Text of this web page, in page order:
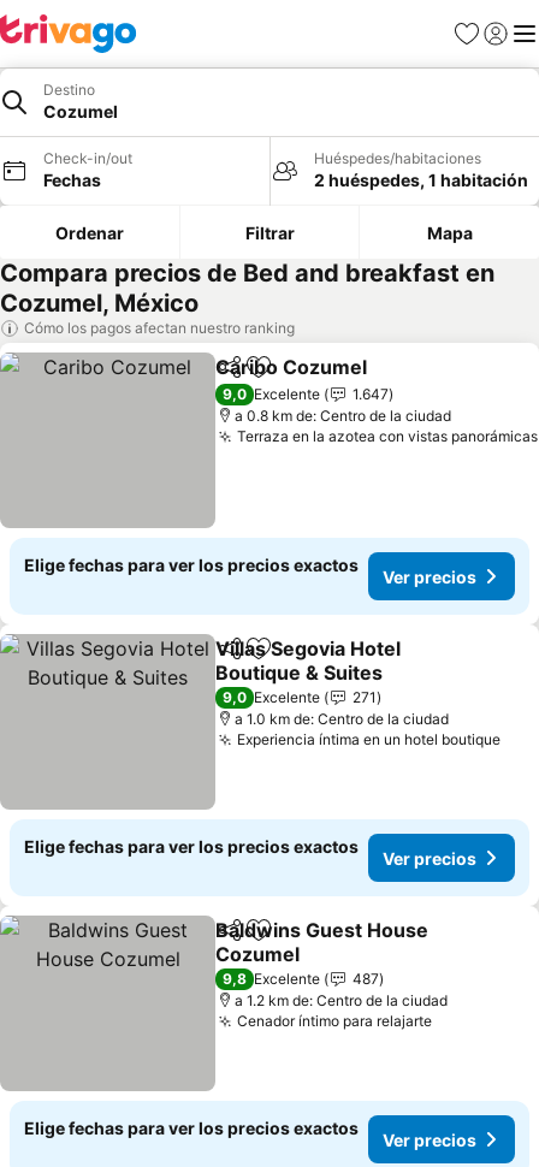
Favoritos
Iniciar
Destino
Cozumel
Check-in/out
Fechas
Huéspedes/habitaciones
2 huéspedes, 1 habitación
Ordenar Filtrar Mapa
Compara precios de Bed and breakfast en
Cozumel, México
Cómo los pagos afectan nuestro ranking
CompartirAgregar a favoritos
Caribo Cozumel
9,0 Excelente
1.647
a 0.8 km de: Centro de la ciudad
Terraza en la azotea con vistas panorámicas
Elige fechas para ver los precios exactos
Ver precios
CompartirAgregar a favoritos
Villas Segovia Hotel
Boutique & Suites
Ver precios
9,0 Excelente
271
a 1.0 km de: Centro de la ciudad
Experiencia íntima en un hotel boutiqueVer
Elige fechas para ver los precios exactos
Ver precios
CompartirAgregar a favoritos
Baldwins Guest House
Cozumel
Ver precios
9,8 Excelente
487
a 1.2 km de: Centro de la ciudad
Cenador íntimo para relajarteVer precios
Elige fechas para ver los precios exactos
Ver precios